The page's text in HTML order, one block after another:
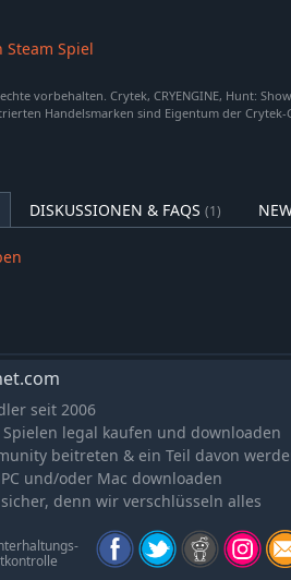
The Penitent
Northern Justice
Son of Gunpowder
Kui
The Beast Hunter
Last Laugh
Bark, Bone and Blood
Taker of Trophies
Myth of the Moors
Biatatá - Still Waters Run Deep
Bridgewater's Honor
Steam Spiel
vorbehalten. Crytek, CRYENGINE, Hunt:
Handelsmarken sind Eigentum der
DISKUSSIONEN & FAQS (1)
seit 2006
legal kaufen und downloaden
beitreten & ein Teil davon
und/oder Mac downloaden
denn wir verschlüsseln alles